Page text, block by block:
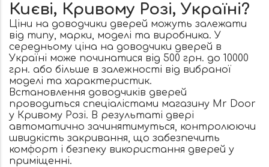
Києві, Кривому Розі, Україні?
Ціни на доводчики дверей можуть залежати
від типу, марки, моделі та виробника. У
середньому ціна на доводчики дверей в
Україні може починатися від 500 грн. до 10000
грн. або більше в залежності від вибраної
моделі та характеристик.
Встановлення доводчиків дверей
проводиться спеціалістами магазину Mr Door
у Кривому Розі. В результаті двері
автоматично зачинятимуться, контролюючи
швидкість закривання, що забезпечить
комфорт і безпеку використання дверей у
приміщенні.